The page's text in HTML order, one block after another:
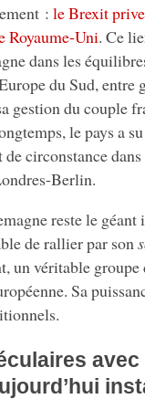
: le Brexit
Royaume-Uni. Ce
dans les
du Sud, entre
gestion du couple
le pays a
de circonstance
Berlin.
reste le
de rallier par son
un véritable groupe
Sa
avec